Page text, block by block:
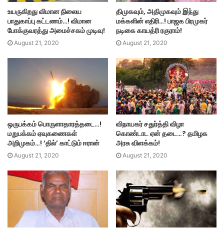
உயருகிறது விமான நிலைய
பாதுகாப்பு கட்டணம்…! விமான
போக்குவரத்து அமைச்சகம் முடிவு!
August 21, 2020
திமுகவும், அதிமுகவும் இந்து
மக்களின் எதிரி…! பாஜக பிரமுகர்
நடிகை காயத்ரி ரகுராம்!
August 21, 2020
ஒருபக்கம் பொருளாதாரத்தடை…!
மறுபக்கம் ஏவுகணைகள்
அறிமுகம்…! ‘தில்’ காட்டும் ஈரான்
August 21, 2020
விநாயகர் சதுர்த்தி விழா
கொண்டாட ஏன் தடை…? தமிழக
அரசு விளக்கம்!
August 21, 2020